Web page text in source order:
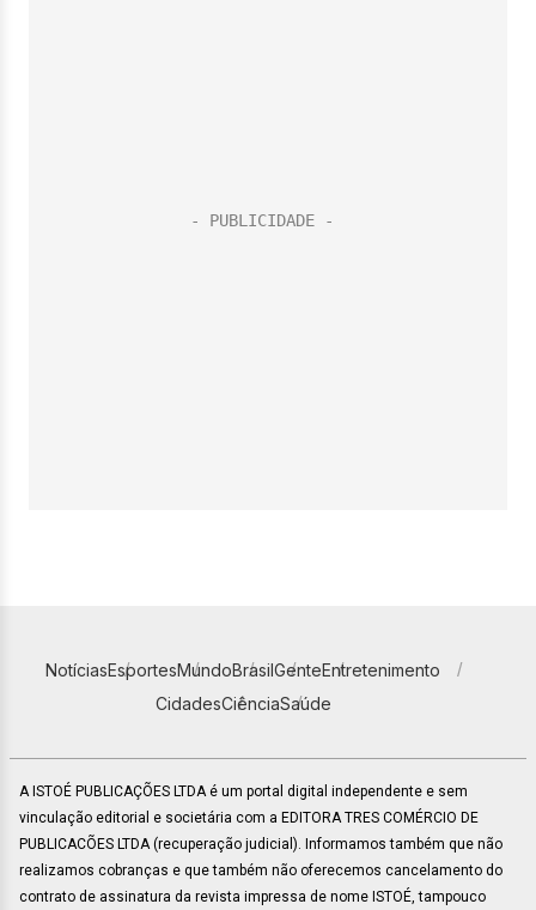
NotíciasEsportesMundoBrasilGenteEntretenimento
CidadesCiênciaSaúde
A ISTOÉ PUBLICAÇÕES LTDA é um portal digital independente e sem
vinculação editorial e societária com a EDITORA TRES COMÉRCIO DE
PUBLICACÕES LTDA (recuperação judicial). Informamos também que não
realizamos cobranças e que também não oferecemos cancelamento do
contrato de assinatura da revista impressa de nome ISTOÉ, tampouco